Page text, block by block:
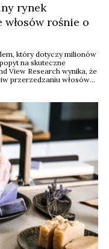
rynek
rośnie o
który dotyczy milionów
na skuteczne
View Research wynika, że
przerzedzaniu włosów